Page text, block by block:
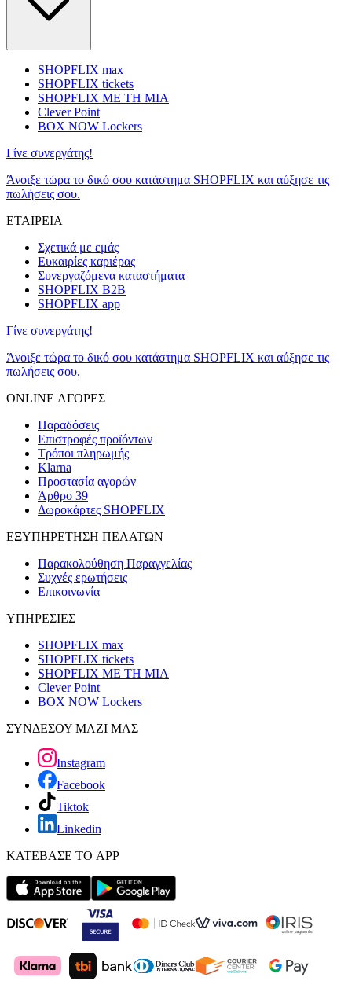
SHOPFLIX max
SHOPFLIX tickets
SHOPFLIX ΜΕ ΤΗ ΜΙΑ
Clever Point
BOX NOW Lockers
Γίνε συνεργάτης!
Άνοιξε τώρα το δικό σου κατάστημα SHOPFLIX και αύξησε τις
πωλήσεις σου.
ΕΤΑΙΡΕΙΑ
Σχετικά με εμάς
Ευκαιρίες καριέρας
Συνεργαζόμενα καταστήματα
SHOPFLIX B2B
SHOPFLIX app
Γίνε συνεργάτης!
Άνοιξε τώρα το δικό σου κατάστημα SHOPFLIX και αύξησε τις
πωλήσεις σου.
ONLINE ΑΓΟΡΕΣ
Παραδόσεις
Επιστροφές προϊόντων
Τρόποι πληρωμής
Klarna
Προστασία αγορών
Άρθρο 39
Δωροκάρτες SHOPFLIX
ΕΞΥΠΗΡΕΤΗΣΗ ΠΕΛΑΤΩΝ
Παρακολούθηση Παραγγελίας
Συχνές ερωτήσεις
Επικοινωνία
ΥΠΗΡΕΣΙΕΣ
SHOPFLIX max
SHOPFLIX tickets
SHOPFLIX ΜΕ ΤΗ ΜΙΑ
Clever Point
BOX NOW Lockers
ΣΥΝΔΕΣΟΥ ΜΑΖΙ ΜΑΣ
Instagram
Facebook
Tiktok
Linkedin
ΚΑΤΕΒΑΣΕ ΤΟ APP